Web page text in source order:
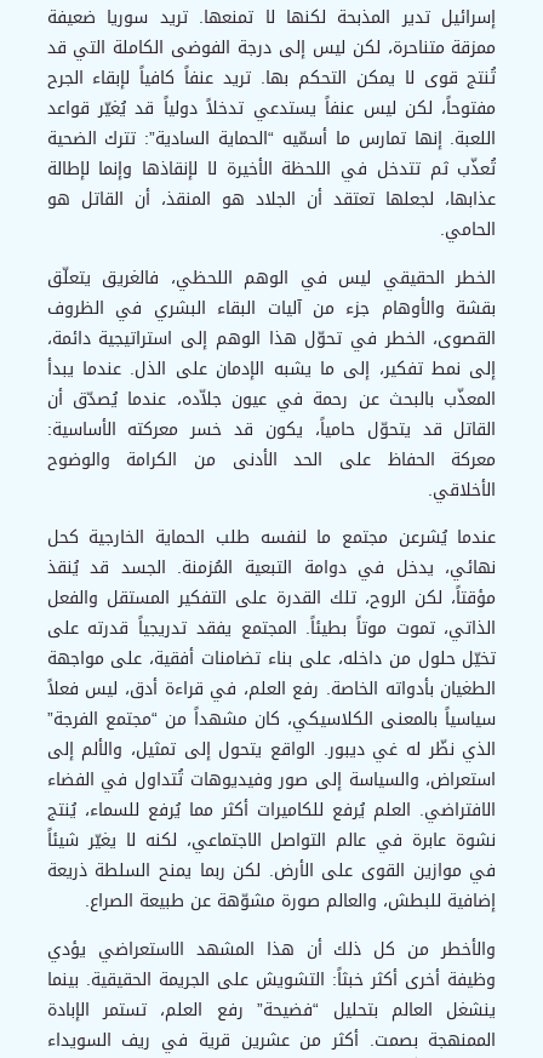
إسرائيل تدير المذبحة لكنها لا تمنعها. تريد سوريا ضعيفة
ممزقة متناحرة، لكن ليس إلى درجة الفوضى الكاملة التي قد
تُنتج قوى لا يمكن التحكم بها. تريد عنفاً كافياً لإبقاء الجرح
مفتوحاً، لكن ليس عنفاً يستدعي تدخلاً دولياً قد يُغيّر قواعد
اللعبة. إنها تمارس ما أسمّيه “الحماية السادية”: تترك الضحية
تُعذّب ثم تتدخل في اللحظة الأخيرة لا لإنقاذها وإنما لإطالة
عذابها، لجعلها تعتقد أن الجلاد هو المنقذ، أن القاتل هو
الحامي.
الخطر الحقيقي ليس في الوهم اللحظي، فالغريق يتعلّق
بقشة والأوهام جزء من آليات البقاء البشري في الظروف
القصوى، الخطر في تحوّل هذا الوهم إلى استراتيجية دائمة،
إلى نمط تفكير، إلى ما يشبه الإدمان على الذل. عندما يبدأ
المعذّب بالبحث عن رحمة في عيون جلاّده، عندما يُصدّق أن
القاتل قد يتحوّل حامياً، يكون قد خسر معركته الأساسية:
معركة الحفاظ على الحد الأدنى من الكرامة والوضوح
الأخلاقي.
عندما يُشرعن مجتمع ما لنفسه طلب الحماية الخارجية كحل
نهائي، يدخل في دوامة التبعية المُزمنة. الجسد قد يُنقذ
مؤقتاً، لكن الروح، تلك القدرة على التفكير المستقل والفعل
الذاتي، تموت موتاً بطيئاً. المجتمع يفقد تدريجياً قدرته على
تخيّل حلول من داخله، على بناء تضامنات أفقية، على مواجهة
الطغيان بأدواته الخاصة. رفع العلم، في قراءة أدق، ليس فعلاً
سياسياً بالمعنى الكلاسيكي، كان مشهداً من “مجتمع الفرجة”
الذي نظّر له غي ديبور. الواقع يتحول إلى تمثيل، والألم إلى
استعراض، والسياسة إلى صور وفيديوهات تُتداول في الفضاء
الافتراضي. العلم يُرفع للكاميرات أكثر مما يُرفع للسماء، يُنتج
نشوة عابرة في عالم التواصل الاجتماعي، لكنه لا يغيّر شيئاً
في موازين القوى على الأرض. لكن ربما يمنح السلطة ذريعة
إضافية للبطش، والعالم صورة مشوّهة عن طبيعة الصراع.
والأخطر من كل ذلك أن هذا المشهد الاستعراضي يؤدي
وظيفة أخرى أكثر خبثاً: التشويش على الجريمة الحقيقية. بينما
ينشغل العالم بتحليل “فضيحة” رفع العلم، تستمر الإبادة
الممنهجة بصمت. أكثر من عشرين قرية في ريف السويداء